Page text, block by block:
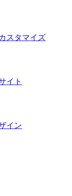
スタマイズ
イト
イン